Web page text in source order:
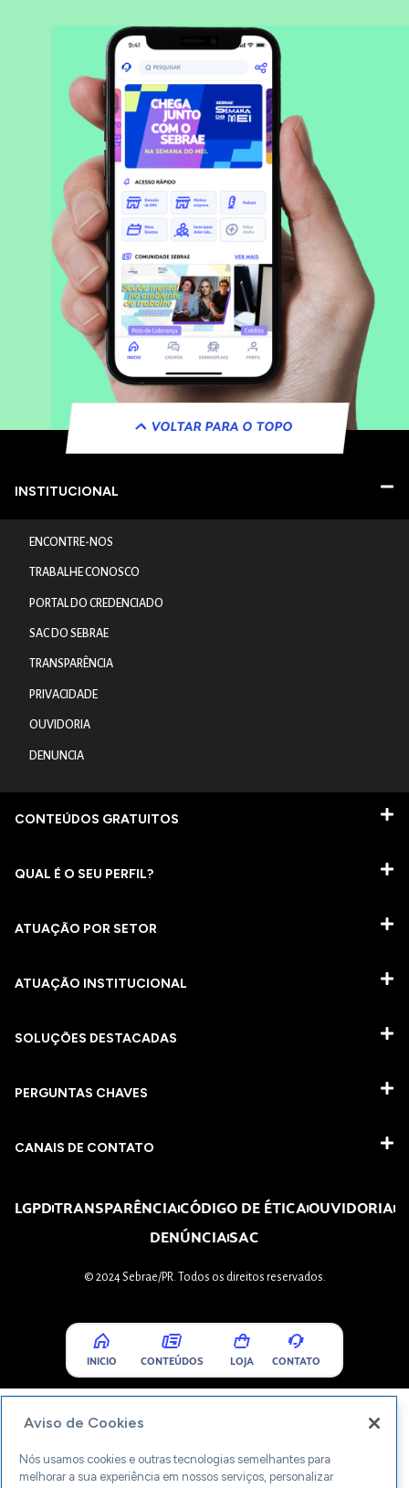
VOLTAR PARA O TOPO
INSTITUCIONAL
ENCONTRE-NOS
TRABALHE CONOSCO
PORTAL DO CREDENCIADO
SAC DO SEBRAE
TRANSPARÊNCIA
PRIVACIDADE
OUVIDORIA
DENUNCIA
CONTEÚDOS GRATUITOS
QUAL É O SEU PERFIL?
ATUAÇÃO POR SETOR
ATUAÇÃO INSTITUCIONAL
SOLUÇÕES DESTACADAS
PERGUNTAS CHAVES​
CANAIS DE CONTATO
LGPDTRANSPARÊNCIACÓDIGO DE ÉTICAOUVIDORIA
DENÚNCIASAC
© 2024 Sebrae/PR. Todos os direitos reservados.
INICIO CONTEÚDOS LOJA CONTATO
Aviso de Cookies
Nós usamos cookies e outras tecnologias semelhantes para
melhorar a sua experiência em nossos serviços, personalizar